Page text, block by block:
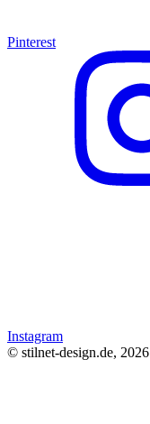
Pinterest
Instagram
© stilnet-design.de, 2026